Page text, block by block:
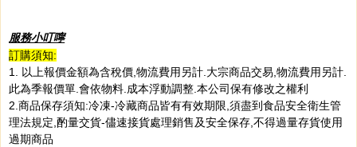
服務小叮嚀
訂購須知:
1. 以上報價金額為含稅價,物流費用另計.大宗商品交易,物流費用另計.
此為季報價單.會依物料.成本浮動調整.本公司保有修改之權利
2.商品保存須知:冷凍-冷藏商品皆有有效期限,須盡到食品安全衛生管
理法規定,酌量交貨-儘速接貨處理銷售及安全保存,不得過量存貨使用
過期商品